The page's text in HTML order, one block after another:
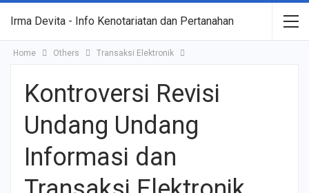
Irma Devita - Info Kenotariatan dan Pertanahan
Home Others Transaksi Elektronik
Kontroversi Revisi
Undang Undang
Informasi dan